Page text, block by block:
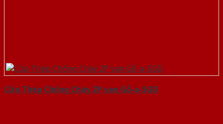
Cửa Thép Chống Cháy 2P van Gỗ-a-SGD